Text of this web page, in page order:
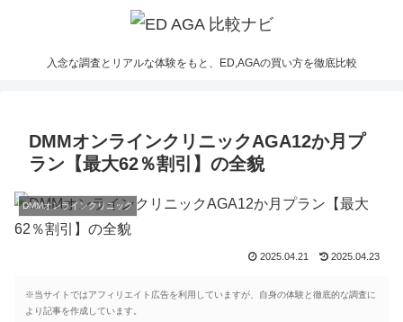
入念な調査とリアルな体験をもと、ED,AGAの買い方を徹底比較
DMMオンラインクリニックAGA12か月プ
ラン【最大62％割引】の全貌
DMMオンラインクリニック
2025.04.21 2025.04.23
※当サイトではアフィリエイト広告を利用していますが、自身の体験と徹底的な調査に
より記事を作成しています。